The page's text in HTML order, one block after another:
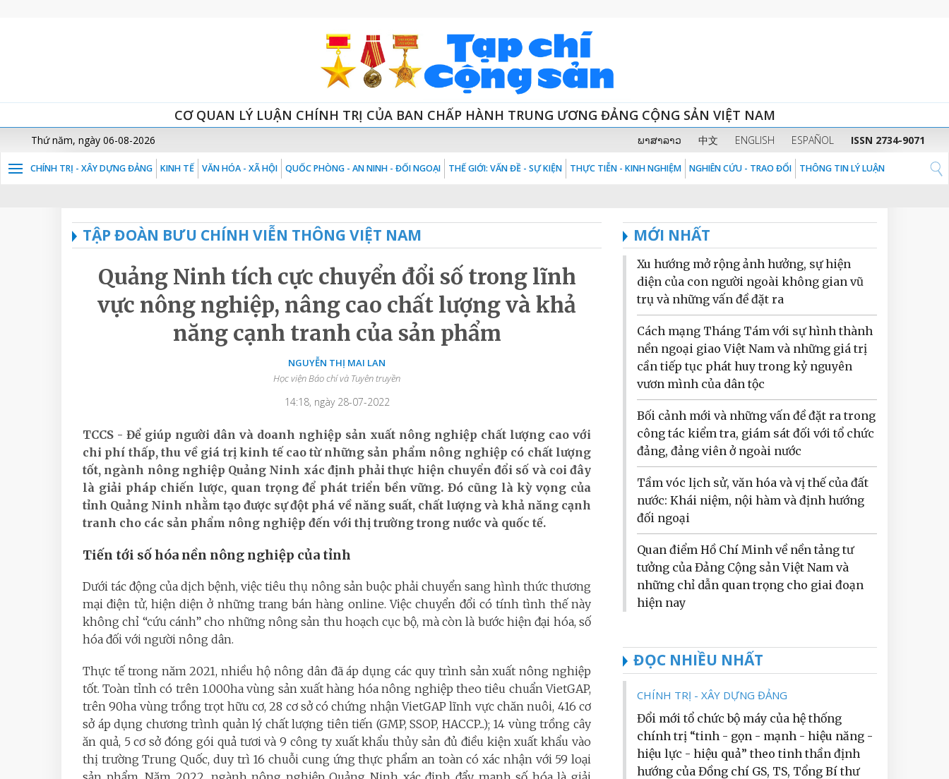
CƠ QUAN LÝ LUẬN CHÍNH TRỊ CỦA BAN CHẤP HÀNH TRUNG ƯƠNG ĐẢNG CỘNG SẢN VIỆT NAM
Thứ năm, ngày 06-08-2026 ພາສາລາວ 中文 ENGLISH ESPAÑOL ISSN 2734-9071
CHÍNH TRỊ - XÂY DỰNG ĐẢNG KINH TẾ VĂN HÓA - XÃ HỘI QUỐC PHÒNG - AN NINH - ĐỐI NGOẠI THẾ GIỚI: VẤN ĐỀ - SỰ KIỆN THỰC TIỄN - KINH NGHIỆM NGHIÊN CỨU - TRAO ĐỔI THÔNG TIN LÝ LUẬN
TẬP ĐOÀN BƯU CHÍNH VIỄN THÔNG VIỆT NAM
Quảng Ninh tích cực chuyển đổi số trong lĩnh
vực nông nghiệp, nâng cao chất lượng và khả
năng cạnh tranh của sản phẩm
NGUYỄN THỊ MAI LAN
Học viện Báo chí và Tuyên truyền
14:18, ngày 28-07-2022
TCCS - Để giúp người dân và doanh nghiệp sản xuất nông nghiệp chất lượng cao với
chi phí thấp, thu về giá trị kinh tế cao từ những sản phẩm nông nghiệp có chất lượng
tốt, ngành nông nghiệp Quảng Ninh xác định phải thực hiện chuyển đổi số và coi đây
là giải pháp chiến lược, quan trọng để phát triển bền vững. Đó cũng là kỳ vọng của
tỉnh Quảng Ninh nhằm tạo được sự đột phá về năng suất, chất lượng và khả năng cạnh
tranh cho các sản phẩm nông nghiệp đến với thị trường trong nước và quốc tế.
Tiến tới số hóa nền nông nghiệp của tỉnh
Dưới tác động của dịch bệnh, việc tiêu thụ nông sản buộc phải chuyển sang hình thức thương
mại điện tử, hiện diện ở những trang bán hàng online. Việc chuyển đổi có tính tình thế này
không chỉ “cứu cánh” cho những nông sản thu hoạch cục bộ, mà còn là bước hiện đại hóa, số
hóa đối với người nông dân.
Thực tế trong năm 2021, nhiều hộ nông dân đã áp dụng các quy trình sản xuất nông nghiệp
tốt. Toàn tỉnh có trên 1.000ha vùng sản xuất hàng hóa nông nghiệp theo tiêu chuẩn VietGAP,
trên 90ha vùng trồng trọt hữu cơ, 28 cơ sở có chứng nhận VietGAP lĩnh vực chăn nuôi, 416 cơ
sở áp dụng chương trình quản lý chất lượng tiên tiến (GMP, SSOP, HACCP...); 14 vùng trồng cây
ăn quả, 5 cơ sở đóng gói quả tươi và 9 công ty xuất khẩu thủy sản đủ điều kiện xuất khẩu vào
thị trường Trung Quốc, duy trì 16 chuỗi cung ứng thực phẩm an toàn có xác nhận với 59 loại
MỚI NHẤT
Xu hướng mở rộng ảnh hưởng, sự hiện
diện của con người ngoài không gian vũ
trụ và những vấn đề đặt ra
Cách mạng Tháng Tám với sự hình thành
nền ngoại giao Việt Nam và những giá trị
cần tiếp tục phát huy trong kỷ nguyên
vươn mình của dân tộc
Bối cảnh mới và những vấn đề đặt ra trong
công tác kiểm tra, giám sát đối với tổ chức
đảng, đảng viên ở ngoài nước
Tầm vóc lịch sử, văn hóa và vị thế của đất
nước: Khái niệm, nội hàm và định hướng
đối ngoại
Quan điểm Hồ Chí Minh về nền tảng tư
tưởng của Đảng Cộng sản Việt Nam và
những chỉ dẫn quan trọng cho giai đoạn
hiện nay
ĐỌC NHIỀU NHẤT
CHÍNH TRỊ - XÂY DỰNG ĐẢNG
Đổi mới tổ chức bộ máy của hệ thống
chính trị “tinh - gọn - mạnh - hiệu năng -
hiệu lực - hiệu quả” theo tinh thần định
hướng của Đồng chí GS, TS, Tổng Bí thư